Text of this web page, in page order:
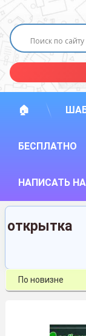
🏠
БЕСПЛАТНО
НАПИСАТЬ
открытка